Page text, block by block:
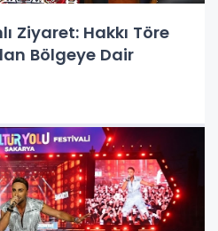
Ziyaret: Hakkı Töre
Bölgeye Dair